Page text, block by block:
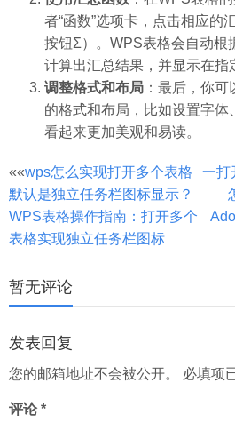
者“函数”选项卡，点击相应的
按钮Σ）。WPS表格会自动根
计算出汇总结果，并显示在指
调整格式和布局 ：最后，你
的格式和布局，比如设置字体
看起来更加美观和易读。
文
章
分
««wps怎么实现打开多个表格
默认是独立任务栏图标显示？
WPS表格操作指南：打开多个
表格实现独立任务栏图标
一打
暂无评论
发表回复
您的邮箱地址不会被公开。 必填项
评论*